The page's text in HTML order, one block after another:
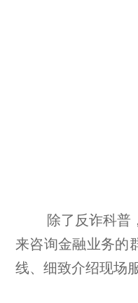
除了反诈科普
来咨询金融业务的
线、细致介绍现场